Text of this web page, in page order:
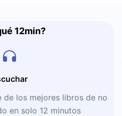
12min?
de los mejores libros de no
en solo 12 minutos